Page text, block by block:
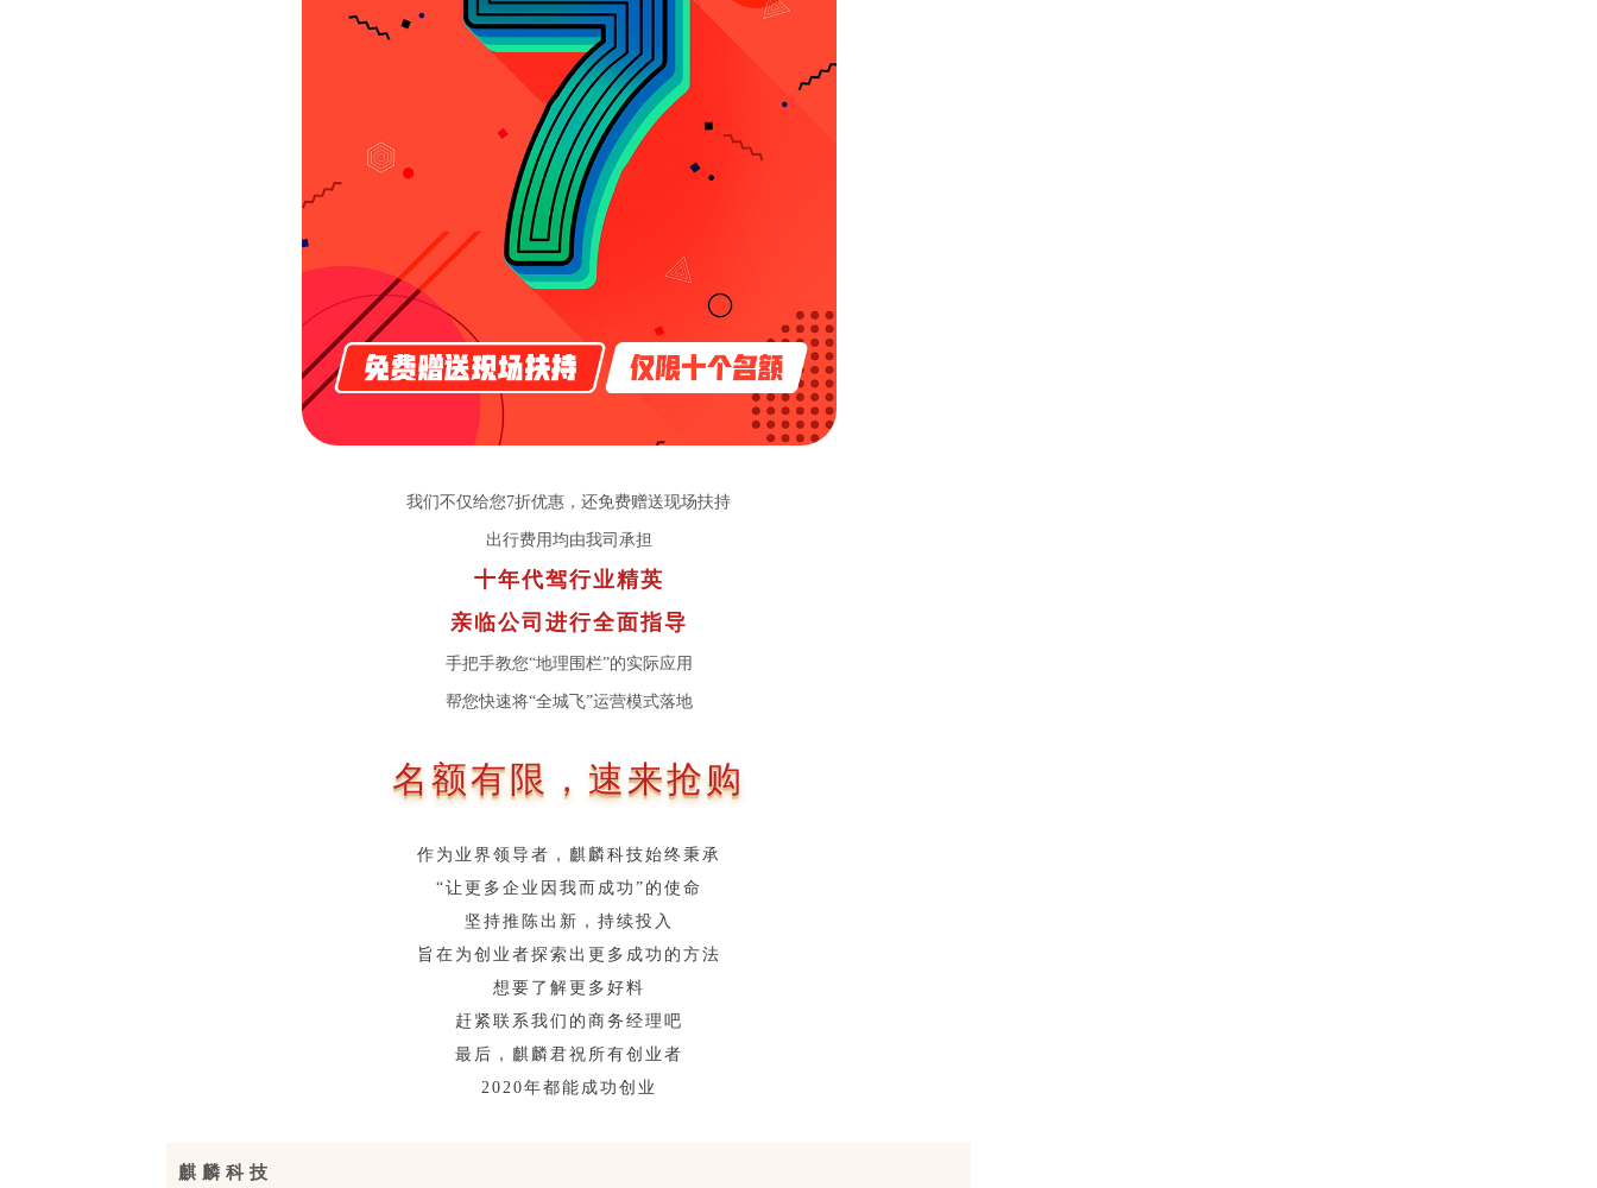
我们不仅给您7折优惠，还免费赠送现场扶持
出行费用均由我司承担
十年代驾行业精英
亲临公司进行全面指导
手把手教您“地理围栏”的实际应用
帮您快速将“全城飞”运营模式落地
名额有限，速来抢购
作为业界领导者，麒麟科技始终秉承
“让更多企业因我而成功”的使命
坚持推陈出新，持续投入
旨在为创业者探索出更多成功的方法
想要了解更多好料
赶紧联系我们的商务经理吧
最后，麒麟君祝所有创业者
2020年都能成功创业
麒麟科技